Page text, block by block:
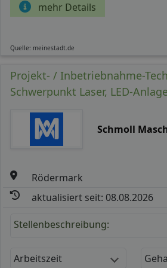
mehr Details
Quelle: meinestadt.de
Projekt- / Inbetriebnahme-
Schwerpunkt Laser, LED-
Schmoll
Rödermark
aktualisiert seit: 08.08.2026
Stellenbeschreibung:
Arbeitszeit